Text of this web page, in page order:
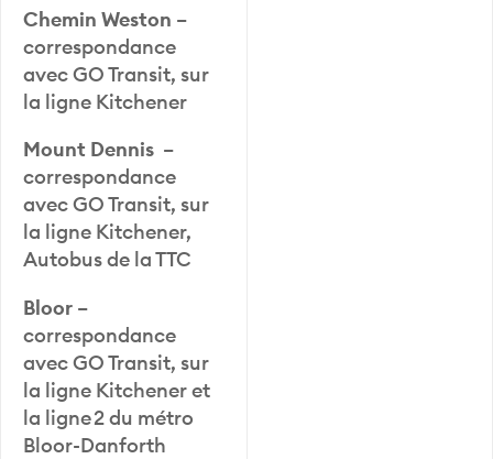
Chemin Weston –
correspondance
avec GO Transit, sur
la ligne Kitchener
Mount Dennis –
correspondance
avec GO Transit, sur
la ligne Kitchener,
Autobus de la TTC
Bloor –
correspondance
avec GO Transit, sur
la ligne Kitchener et
la ligne 2 du métro
Bloor-Danforth